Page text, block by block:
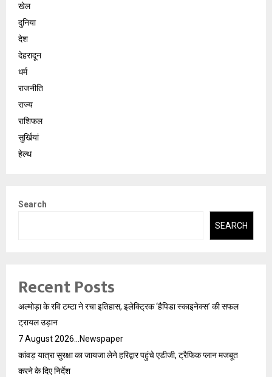
खेल
दुनिया
देश
देहरादून
धर्म
राजनीति
राज्य
राशिफल
सुर्खियां
हेल्थ
Search
SEARCH
Recent Posts
अल्मोड़ा के रवि टम्टा ने रचा इतिहास, इलेक्ट्रिक ‘हैपिडा स्काइनेक्स’ की सफल
ट्रायल उड़ान
7 August 2026…Newspaper
कांवड़ यात्रा सुरक्षा का जायजा लेने हरिद्वार पहुंचे एडीजी, ट्रैफिक प्लान मजबूत
करने के दिए निर्देश